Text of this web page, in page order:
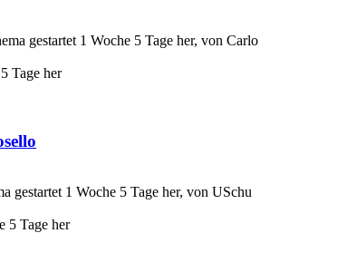
gestartet 1 Woche 5 Tage her, von Carlo
Tage her
gestartet 1 Woche 5 Tage her, von USchu
5 Tage her